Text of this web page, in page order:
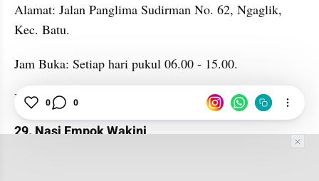
Alamat: Jalan Panglima Sudirman No. 62, Ngaglik,
Kec. Batu.
Jam Buka: Setiap hari pukul 06.00 - 15.00.
Harga: Mulai dari Rp28.000.
29. Nasi Empok Wakini
0 0